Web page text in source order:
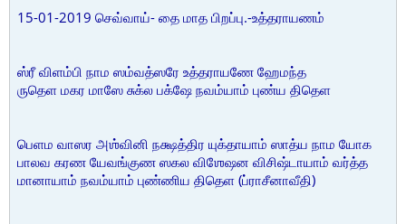
15-01-2019 செவ்வாய்- தை மாத பிறப்பு.-உத்தராயணம்
ஸ்ரீ விளம்பி நாம ஸம்வத்ஸரே உத்தராயணே ஹேமந்த
ருதெள மகர மாஸே சுக்ல பக்ஷே நவம்யாம் புண்ய திதெள
பெளம வாஸர அஶ்வினி நக்ஷத்திர யுக்தாயாம் ஸாத்ய நாம யோக
பாலவ கரண யேவங்குண ஸகல விஶேஷன விசிஷ்டாயாம் வர்த்த
மானாயாம் நவம்யாம் புண்ணிய திதெள (ப்ராசீனாவீதி)